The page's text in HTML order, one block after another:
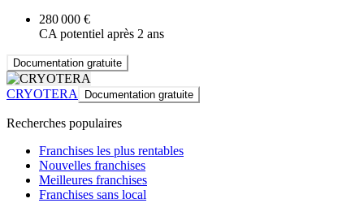
280 000 €
CA potentiel après 2 ans
Documentation gratuite
CRYOTERA Documentation gratuite
Recherches populaires
Franchises les plus rentables
Nouvelles franchises
Meilleures franchises
Franchises sans local